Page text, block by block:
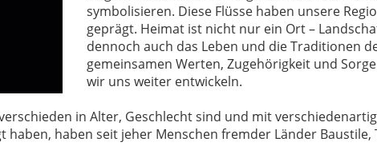
symbolisieren. Diese Flüsse haben unsere
geprägt. Heimat ist nicht nur ein Ort –
dennoch auch das Leben und die Traditionen
gemeinsamen Werten, Zugehörigkeit und
wir uns weiter entwickeln.
in Alter, Geschlecht sind und mit
haben, haben seit jeher Menschen fremder Länder